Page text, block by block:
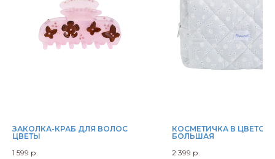
ЗАКОЛКА-КРАБ ДЛЯ ВОЛОС
ЦВЕТЫ
1 599 р.
КОСМЕТИЧКА В
БОЛЬШАЯ
2 399 р.